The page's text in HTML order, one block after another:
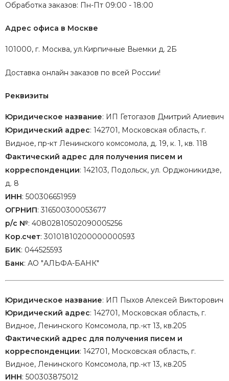
Обработка заказов: Пн-Пт 09:00 - 18:00
Адрес офиса в Москве
101000, г. Москва, ул.Кирпичные Выемки д. 2Б
Доставка онлайн заказов по всей России!
Реквизиты
Юридическое название: ИП Гетогазов Дмитрий Алиевич
Юридический адрес: 142701, Московская область, г.
Видное, пр-кт Ленинского комсомола, д. 19, к. 1, кв. 118
Фактический адрес для получения писем и
корреспонденции: 142103, Подольск, ул. Орджоникидзе,
д. 8
ИНН: 500306651959
ОГРНИП: 316500300053677
р/с №: 40802810502090005256
Кор.счет: 30101810200000000593
БИК: 044525593
Банк: АО "АЛЬФА-БАНК"
Юридическое название: ИП Пыхов Алексей Викторович
Юридический адрес: 142701, Московская область, г.
Видное, Ленинского Комсомола, пр.-кт 13, кв.205
Фактический адрес для получения писем и
корреспонденции: 142701, Московская область, г.
Видное, Ленинского Комсомола, пр.-кт 13, кв.205
ИНН: 500303875012